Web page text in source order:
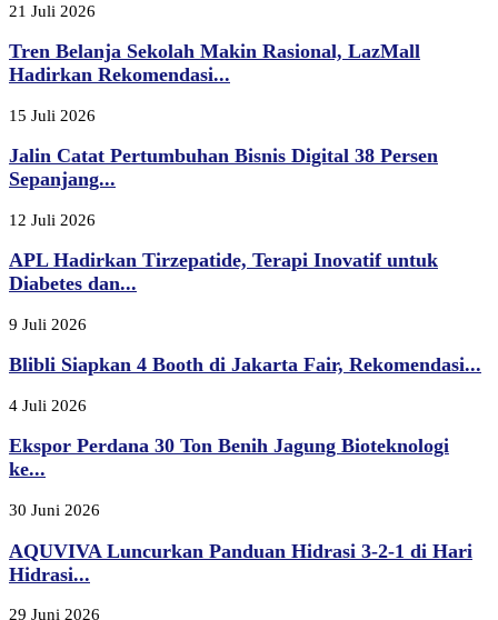
21 Juli 2026
Tren Belanja Sekolah Makin Rasional, LazMall
Hadirkan Rekomendasi...
15 Juli 2026
Jalin Catat Pertumbuhan Bisnis Digital 38 Persen
Sepanjang...
12 Juli 2026
APL Hadirkan Tirzepatide, Terapi Inovatif untuk
Diabetes dan...
9 Juli 2026
Blibli Siapkan 4 Booth di Jakarta Fair, Rekomendasi...
4 Juli 2026
Ekspor Perdana 30 Ton Benih Jagung Bioteknologi
ke...
30 Juni 2026
AQUVIVA Luncurkan Panduan Hidrasi 3-2-1 di Hari
Hidrasi...
29 Juni 2026